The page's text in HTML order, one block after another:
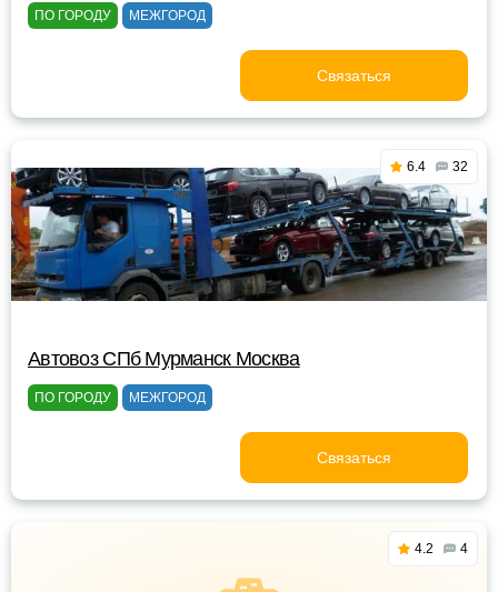
ПО ГОРОДУ МЕЖГОРОД
Связаться
6.4 32
Автовоз СПб Мурманск Москва
ПО ГОРОДУ МЕЖГОРОД
Связаться
4.2 4